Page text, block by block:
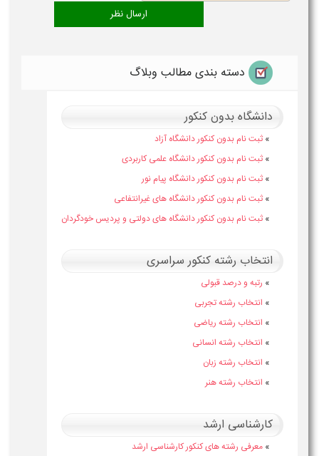
دسته بندی مطالب وبلاگ
دانشگاه بدون کنکور
ثبت نام بدون کنکور دانشگاه آزاد
ثبت نام بدون کنکور دانشگاه علمی کاربردی
ثبت نام بدون کنکور دانشگاه پیام نور
ثبت نام بدون کنکور دانشگاه های غیرانتفاعی
ثبت نام بدون کنکور دانشگاه های دولتی و پردیس خودگردان
انتخاب رشته کنکور سراسری
رتبه و درصد قبولی
انتخاب رشته تجربی
انتخاب رشته ریاضی
انتخاب رشته انسانی
انتخاب رشته زبان
انتخاب رشته هنر
کارشناسی ارشد
معرفی رشته های کنکور کارشناسی ارشد